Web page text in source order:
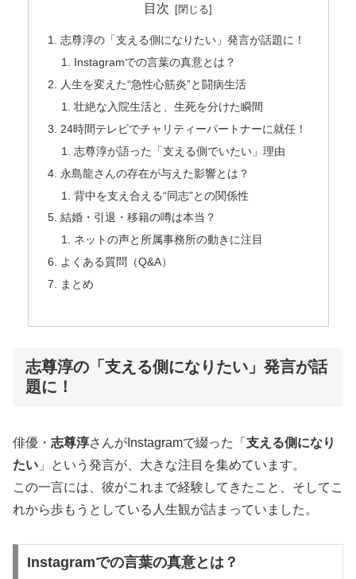
目次
志尊淳の「支える側になりたい」発言が話題に！
Instagramでの言葉の真意とは？
人生を変えた“急性心筋炎”と闘病生活
壮絶な入院生活と、生死を分けた瞬間
24時間テレビでチャリティーパートナーに就任！
志尊淳が語った「支える側でいたい」理由
永島龍さんの存在が与えた影響とは？
背中を支え合える“同志”との関係性
結婚・引退・移籍の噂は本当？
ネットの声と所属事務所の動きに注目
よくある質問（Q&A）
まとめ
志尊淳の「支える側になりたい」発言が話
題に！
俳優・ 志尊淳さんがInstagramで綴った「 支える側になり
たい 」という発言が、大きな注目を集めています。
この一言には、彼がこれまで経験してきたこと、そしてこ
れから歩もうとしている人生観が詰まっていました。
Instagramでの言葉の真意とは？